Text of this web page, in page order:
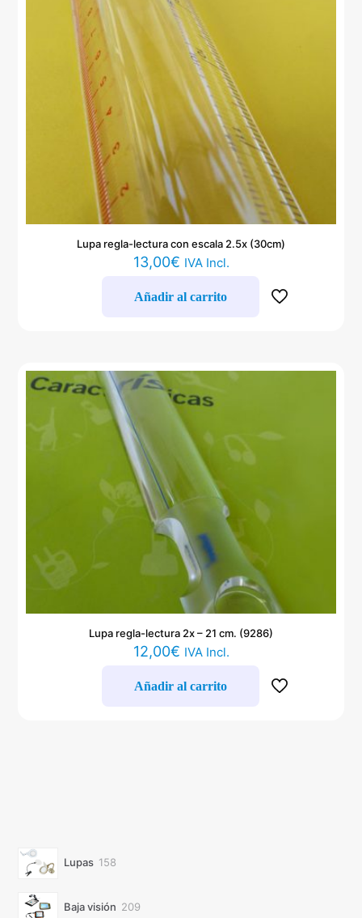
Lupa regla-lectura con escala 2.5x (30cm)
13,00€ IVA Incl.
Añadir al carrito
Lupa regla-lectura 2x – 21 cm. (9286)
12,00€ IVA Incl.
Añadir al carrito
Lupas 158158
Baja visión 209209